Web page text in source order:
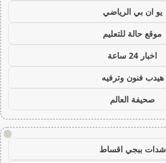
يو ان بي الرياضي
موقع حالة للتعليم
اخبار 24 ساعة
هيدب فنون وترفيه
صحيفة العالم
!
شدات ببجي اقساط